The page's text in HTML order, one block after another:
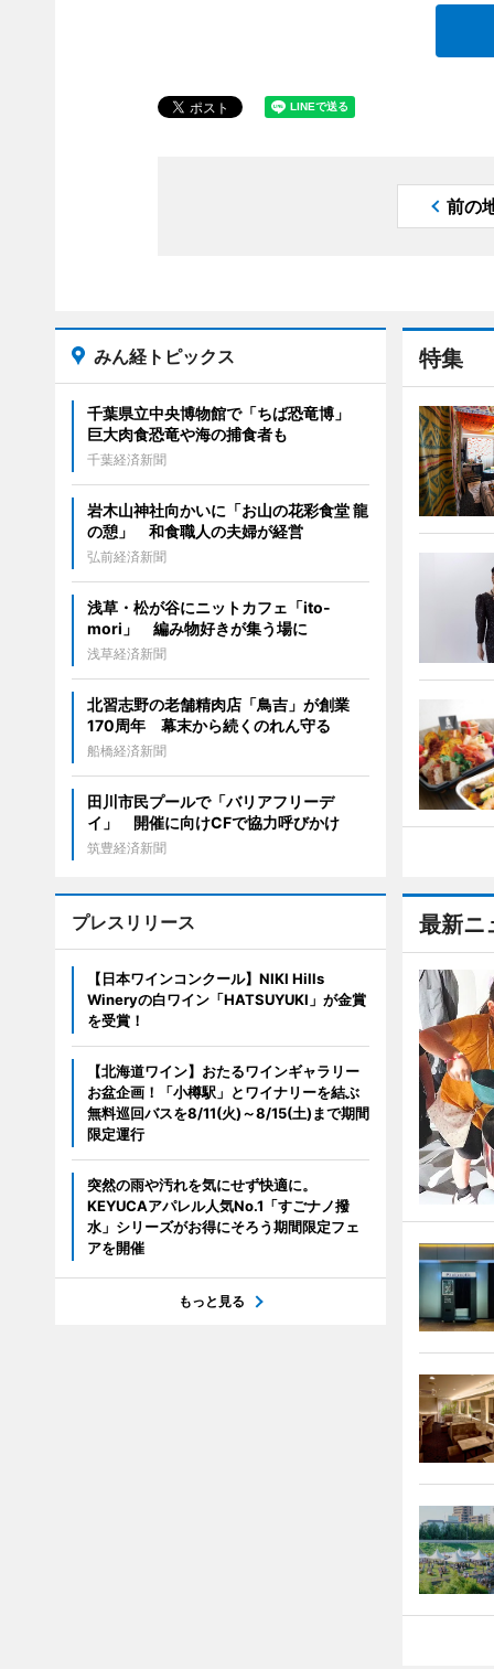
前の
特集
最新ニ
みん経トピックス
千葉県立中央博物館で「ちば恐竜博」
巨大肉食恐竜や海の捕食者も
千葉経済新聞
岩木山神社向かいに「お山の花彩食堂 龍
の憩」 和食職人の夫婦が経営
弘前経済新聞
浅草・松が谷にニットカフェ「ito-
mori」 編み物好きが集う場に
浅草経済新聞
北習志野の老舗精肉店「鳥吉」が創業
170周年 幕末から続くのれん守る
船橋経済新聞
田川市民プールで「バリアフリーデ
イ」 開催に向けCFで協力呼びかけ
筑豊経済新聞
プレスリリース
【日本ワインコンクール】NIKI Hills
Wineryの白ワイン「HATSUYUKI」が金賞
を受賞！
【北海道ワイン】おたるワインギャラリー
お盆企画！「小樽駅」とワイナリーを結ぶ
無料巡回バスを8/11(火)～8/15(土)まで期間
限定運行
突然の雨や汚れを気にせず快適に。
KEYUCAアパレル人気No.1「すごナノ撥
水」シリーズがお得にそろう期間限定フェ
アを開催
もっと見る